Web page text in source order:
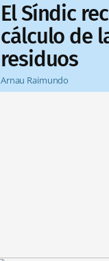
El Síndic
cálculo de
residuos
Arnau Raimundo